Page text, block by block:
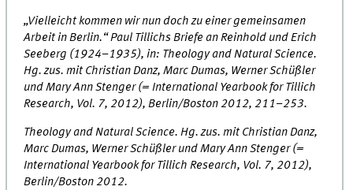
„Vielleicht kommen wir nun doch zu einer gemeinsamen
Arbeit in Berlin.“ Paul Tillichs Briefe an Reinhold und Erich
Seeberg (1924–1935), in: Theology and Natural Science.
Hg. zus. mit Christian Danz, Marc Dumas, Werner Schüßler
und Mary Ann Stenger (= International Yearbook for Tillich
Research, Vol. 7, 2012), Berlin/Boston 2012, 211–253.
Theology and Natural Science. Hg. zus. mit Christian Danz,
Marc Dumas, Werner Schüßler und Mary Ann Stenger (=
International Yearbook for Tillich Research, Vol. 7, 2012),
Berlin/Boston 2012.